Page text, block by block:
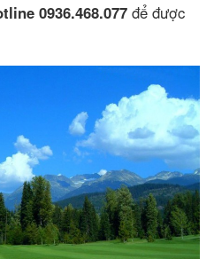
0936.468.077 để được